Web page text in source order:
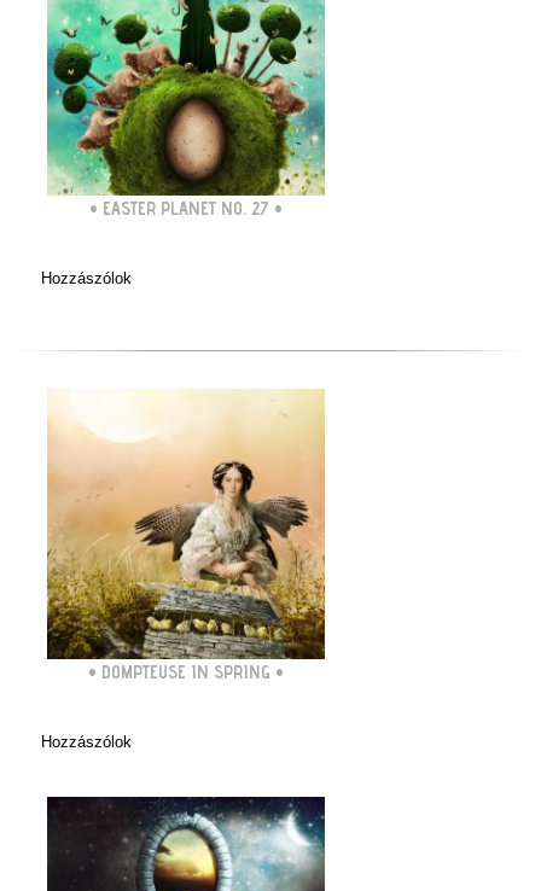
• EASTER PLANET NO. 27 •
Hozzászólok
• DOMPTEUSE IN SPRING •
Hozzászólok